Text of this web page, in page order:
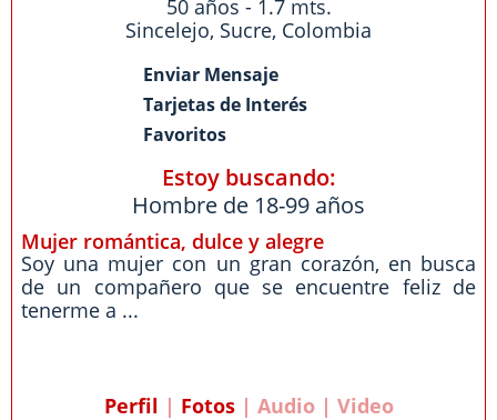
50 años - 1.7 mts.
Sincelejo, Sucre, Colombia
Enviar Mensaje
Tarjetas de Interés
Favoritos
Estoy buscando:
Hombre de 18-99 años
Mujer romántica, dulce y alegre
Soy una mujer con un gran corazón, en busca
de un compañero que se encuentre feliz de
tenerme a ...
Perfil | Fotos| Audio | Video